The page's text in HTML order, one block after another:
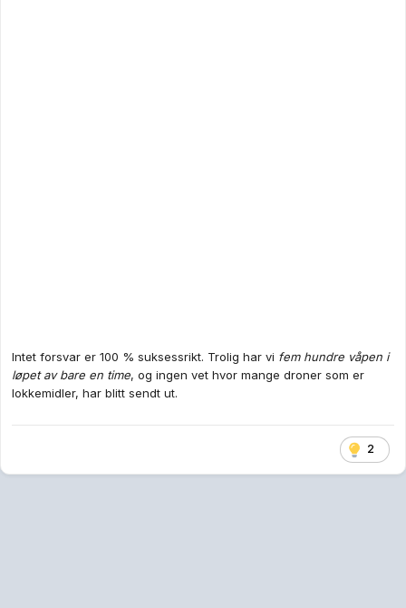
Intet forsvar er 100 % suksessrikt. Trolig har vi fem hundre våpen i
løpet av bare en time, og ingen vet hvor mange droner som er
lokkemidler, har blitt sendt ut.
2